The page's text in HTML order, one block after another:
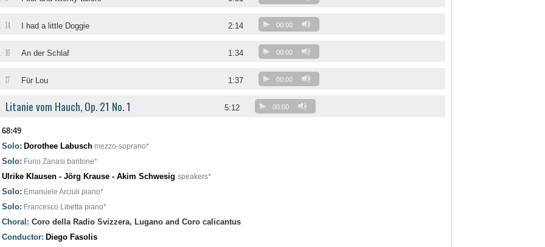
14 I had a little Doggie 2:14 00:00
16 An der Schlaf 1:34 00:00
17 Für Lou 1:37 00:00
Litanie vom Hauch, Op. 21 No. 1 5:12 00:00
68:49
Solo: Dorothee Labusch mezzo-soprano*
Solo: Furio Zanasi baritone*
Ulrike Klausen - Jörg Krause - Akim Schwesig speakers*
Solo: Emanuele Arciuli piano*
Solo: Francesco Libetta piano*
Choral: Coro della Radio Svizzera, Lugano and Coro calicantus
Conductor: Diego Fasolis